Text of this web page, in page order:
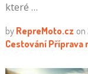
které …
by RepreMoto.cz on
Cestování Příprava